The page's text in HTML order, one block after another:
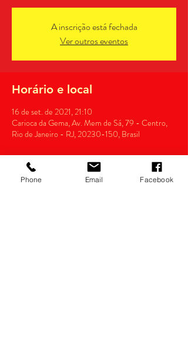
A inscrição está fechada
Ver outros eventos
Horário e local
16 de set. de 2021, 21:10
Carioca da Gema, Av. Mem de Sá, 79 - Centro,
Rio de Janeiro - RJ, 20230-150, Brasil
Phone Email Facebook